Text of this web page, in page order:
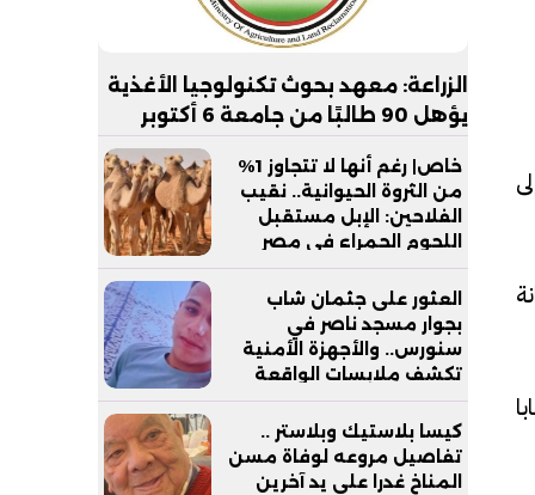
الزراعة: معهد بحوث تكنولوجيا الأغذية
يؤهل 90 طالبًا من جامعة 6 أكتوبر
خاص| رغم أنها لا تتجاوز 1%
من الثروة الحيوانية.. نقيب
الفلاحين: الإبل مستقبل
اللحوم الحمراء في مصر
العثور على جثمان شاب
بجوار مسجد ناصر في
سنورس.. والأجهزة الأمنية
تكشف ملابسات الواقعة
كيسا بلاستيك وبلاستر ..
تفاصيل مروعه لوفاة مسن
المناخ غدرا علي يد آخرين